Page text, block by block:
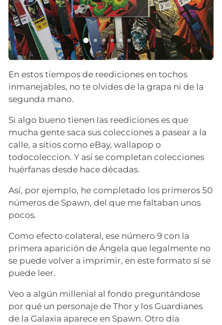
En estos tiempos de reediciones en tochos
inmanejables, no te olvides de la grapa ni de la
segunda mano.
Si algo bueno tienen las reediciones es que
mucha gente saca sus colecciones a pasear a la
calle, a sitios como eBay, wallapop o
todocoleccion. Y así se completan colecciones
huérfanas desde hace décadas.
Así, por ejemplo, he completado los primeros 50
números de Spawn, del que me faltaban unos
pocos.
Como efecto colateral, ese número 9 con la
primera aparición de Ángela que legalmente no
se puede volver a imprimir, en este formato sí se
puede leer.
Veo a algún millenial al fondo preguntándose
por qué un personaje de Thor y los Guardianes
de la Galaxia aparece en Spawn. Otro día